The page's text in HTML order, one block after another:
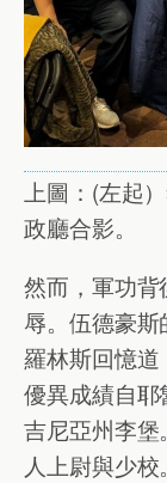
上圖：(左起
政廳合影。
然而，軍功
辱。伍德豪斯
羅林斯回憶道
優異成績自
吉尼亞州李堡
人上尉與少